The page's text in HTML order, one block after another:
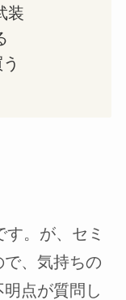
装
。が、セミ
、気持ちの
点が質問し